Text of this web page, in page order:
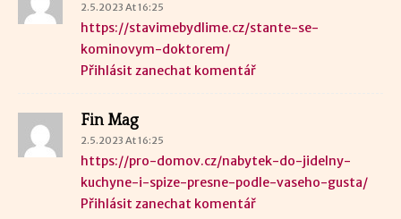
2.5.2023 At 16:25
https://stavimebydlime.cz/stante-se-
kominovym-doktorem/
Přihlásit zanechat komentář
Fin Mag
2.5.2023 At 16:25
https://pro-domov.cz/nabytek-do-jidelny-
kuchyne-i-spize-presne-podle-vaseho-gusta/
Přihlásit zanechat komentář